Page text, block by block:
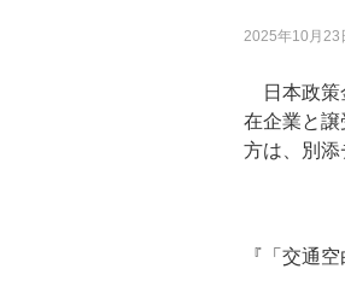
2025年10月23
日本政策
在企業と
方は、別添
『「交通